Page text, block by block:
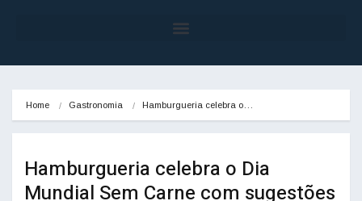
Home Gastronomia Hamburgueria celebra o…
Hamburgueria celebra o Dia
Mundial Sem Carne com sugestões